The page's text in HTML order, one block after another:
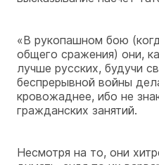
«В рукопашном бою
общего сражения) они,
лучше русских, будучи
беспрерывной войны
кровожаднее, ибо не
гражданских занятий.
Несмотря на то, они